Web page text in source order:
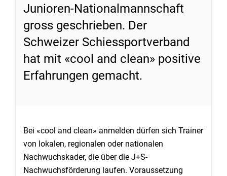
Junioren-Nationalmannschaft
gross geschrieben. Der
Schweizer Schiessportverband
hat mit «cool and clean» positive
Erfahrungen gemacht.
Bei «cool and clean» anmelden dürfen sich Trainer
von lokalen, regionalen oder nationalen
Nachwuchskader, die über die J+S-
Nachwuchsförderung laufen. Voraussetzung